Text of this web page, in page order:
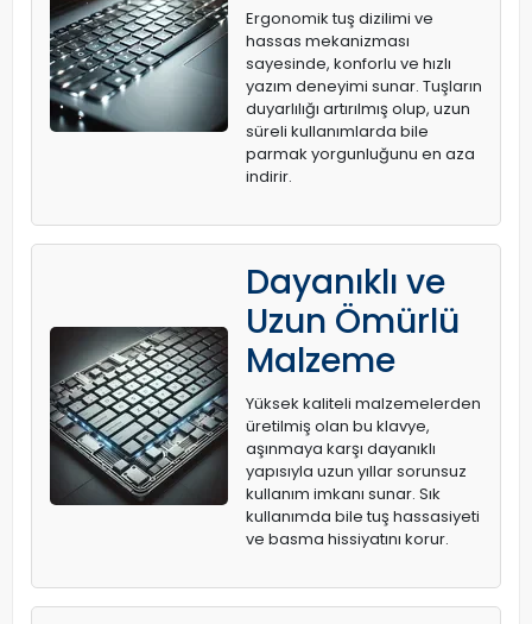
Ergonomik tuş dizilimi ve
hassas mekanizması
sayesinde, konforlu ve hızlı
yazım deneyimi sunar. Tuşların
duyarlılığı artırılmış olup, uzun
süreli kullanımlarda bile
parmak yorgunluğunu en aza
indirir.
Dayanıklı ve
Uzun Ömürlü
Malzeme
Yüksek kaliteli malzemelerden
üretilmiş olan bu klavye,
aşınmaya karşı dayanıklı
yapısıyla uzun yıllar sorunsuz
kullanım imkanı sunar. Sık
kullanımda bile tuş hassasiyeti
ve basma hissiyatını korur.